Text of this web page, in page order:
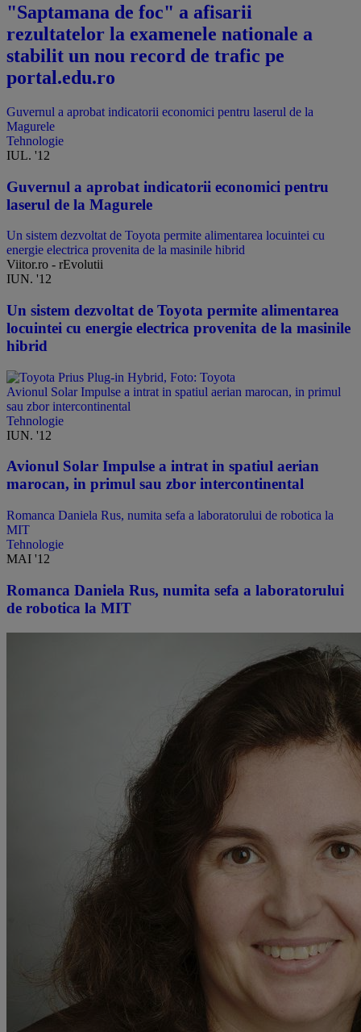
"Saptamana de foc" a afisarii
rezultatelor la examenele nationale a
stabilit un nou record de trafic pe
portal.edu.ro
Guvernul a aprobat indicatorii economici pentru laserul de la
Magurele
Tehnologie
IUL. '12
Guvernul a aprobat indicatorii economici pentru
laserul de la Magurele
Un sistem dezvoltat de Toyota permite alimentarea locuintei cu
energie electrica provenita de la masinile hibrid
Viitor.ro - rEvolutii
IUN. '12
Un sistem dezvoltat de Toyota permite alimentarea
locuintei cu energie electrica provenita de la masinile
hibrid
Avionul Solar Impulse a intrat in spatiul aerian marocan, in primul
sau zbor intercontinental
Tehnologie
IUN. '12
Avionul Solar Impulse a intrat in spatiul aerian
marocan, in primul sau zbor intercontinental
Romanca Daniela Rus, numita sefa a laboratorului de robotica la
MIT
Tehnologie
MAI '12
Romanca Daniela Rus, numita sefa a laboratorului
de robotica la MIT